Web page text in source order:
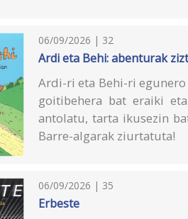
06/09/2026 | 32
Ardi eta Behi: abenturak
Ardi-ri eta Behi-ri
goitibehera bat eraiki
antolatu, tarta ikusezin
Barre-algarak ziurtatuta!
06/09/2026 | 35
Erbeste